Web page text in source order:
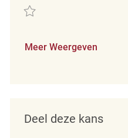
Redden Mitarbeiter im
Meer Weergeven
Deel deze kans